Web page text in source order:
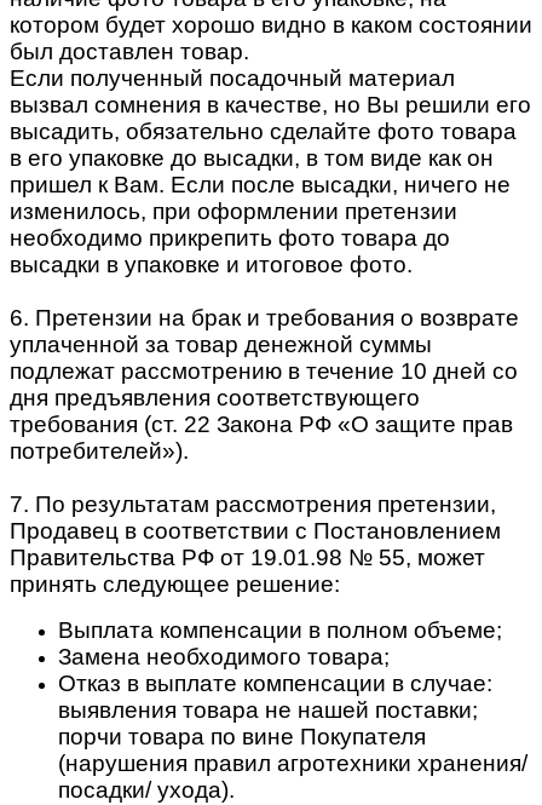
котором будет хорошо видно в каком состоянии
был доставлен товар.
Если полученный посадочный материал
вызвал сомнения в качестве, но Вы решили его
высадить, обязательно сделайте фото товара
в его упаковке до высадки, в том виде как он
пришел к Вам. Если после высадки, ничего не
изменилось, при оформлении претензии
необходимо прикрепить фото товара до
высадки в упаковке и итоговое фото.
6. Претензии на брак и требования о возврате
уплаченной за товар денежной суммы
подлежат рассмотрению в течение 10 дней со
дня предъявления соответствующего
требования (ст. 22 Закона РФ «О защите прав
потребителей»).
7. По результатам рассмотрения претензии,
Продавец в соответствии с Постановлением
Правительства РФ от 19.01.98 № 55, может
принять следующее решение:
Выплата компенсации в полном объеме;
Замена необходимого товара;
Отказ в выплате компенсации в случае:
выявления товара не нашей поставки;
порчи товара по вине Покупателя
(нарушения правил агротехники хранения/
посадки/ ухода).